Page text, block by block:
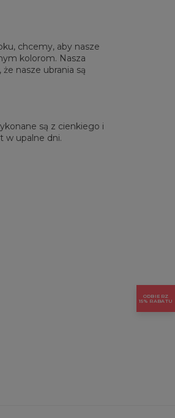
chcemy, aby nasze
kolorom. Nasza
nasze ubrania są
są z cienkiego i
w upalne dni.
ODBIERZ
15% RABATU